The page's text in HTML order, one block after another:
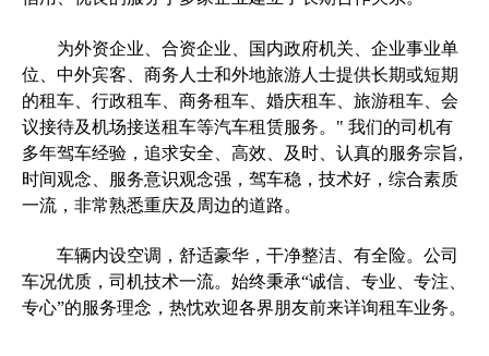
为外资企业、合资企业、国内政府机关、企业事业单
位、中外宾客、商务人士和外地旅游人士提供长期或短期
的租车、行政租车、商务租车、婚庆租车、旅游租车、会
议接待及机场接送租车等汽车租赁服务。" 我们的司机有
多年驾车经验，追求安全、高效、及时、认真的服务宗旨,
时间观念、服务意识观念强，驾车稳，技术好，综合素质
一流，非常熟悉重庆及周边的道路。
车辆内设空调，舒适豪华，干净整洁、有全险。公司
车况优质，司机技术一流。始终秉承“诚信、专业、专注、
专心”的服务理念，热忱欢迎各界朋友前来详询租车业务。